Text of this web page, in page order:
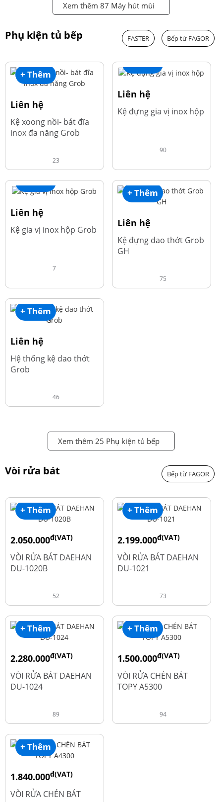
Xem thêm 87 Máy hút mùi
Phụ kiện tủ bếp FASTER Bếp từ FAGOR
+ Thêm
Liên hệ
Kệ xoong nồi- bát đĩa
inox đa năng Grob
23
+ Thêm
Liên hệ
Kệ đựng gia vị inox hộp
90
+ Thêm
Liên hệ
Kệ gia vị inox hộp Grob
7
+ Thêm
Liên hệ
Kệ đựng dao thớt Grob
GH
75
+ Thêm
Liên hệ
Hệ thống kệ dao thớt
Grob
46
Xem thêm 25 Phụ kiện tủ bếp
Vòi rửa bát Bếp từ FAGOR
+ Thêm
2.050.000đ(VAT)
2.600.000
VÒI RỬA BÁT DAEHAN
DU-1020B
52
+ Thêm
2.199.000đ(VAT)
2.900.000
VÒI RỬA BÁT DAEHAN
DU-1021
73
+ Thêm
2.280.000đ(VAT)
2.600.000
VÒI RỬA BÁT DAEHAN
DU-1024
89
+ Thêm
1.500.000đ(VAT)
1.990.000
VÒI RỬA CHÉN BÁT
TOPY A5300
94
+ Thêm
1.840.000đ(VAT)
2.450.000
VÒI RỬA CHÉN BÁT